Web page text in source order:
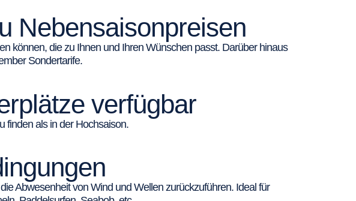
Nebensaisonpreisen
können, die zu Ihnen und Ihren Wünschen passt. Darüber hinaus
Sondertarife.
verfügbar
finden als in der Hochsaison.
Abwesenheit von Wind und Wellen zurückzuführen. Ideal für